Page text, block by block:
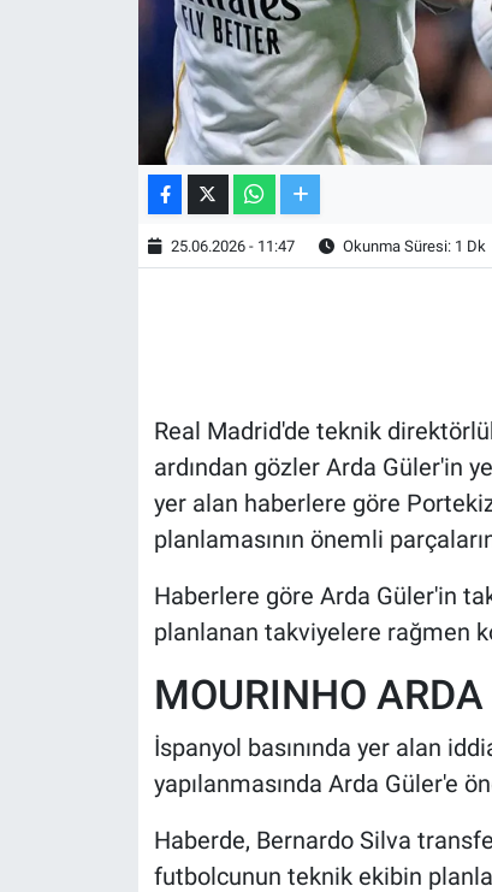
25.06.2026 - 11:47 Okunma Süresi: 1 Dk
Real Madrid'de teknik
ardından gözler Arda Güler'in
yer alan haberlere göre
planlamasının önemli
Haberlere göre Arda Güler'in
planlanan takviyelere rağmen
MOURINHO
İspanyol basınında yer alan
yapılanmasında Arda Güler'e
Haberde, Bernardo Silva
futbolcunun teknik ekibin
KÜLTÜR SANAT
EKONOMİ
POLİTİKA
Bilim, Teknoloji